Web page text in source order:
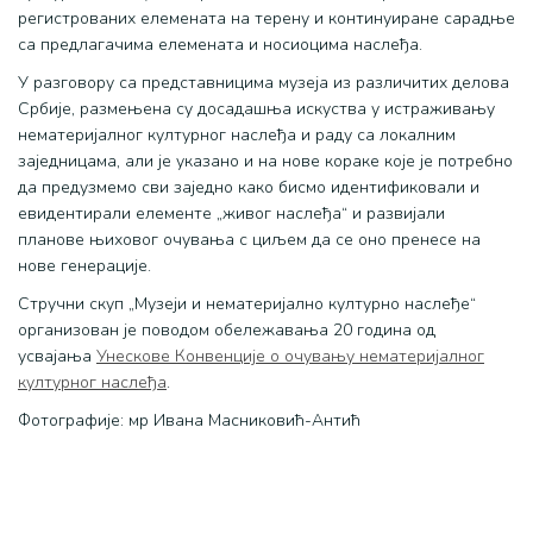
регистрованих елемената на терену и континуиране сарадње
са предлагачима елемената и носиоцима наслеђа.
У разговору са представницима музеја из различитих делова
Србије, размењена су досадашња искуства у истраживању
нематеријалног културног наслеђа и раду са локалним
заједницама, али је указано и на нове кораке које је потребно
да предузмемо сви заједно како бисмо идентификовали и
евидентирали елементе „живог наслеђа“ и развијали
планове њиховог очувања с циљем да се оно пренесе на
нове генерације.
Стручни скуп „Музеји и нематеријално културно наслеђе“
организован је поводом обележавања 20 година од
усвајања Унескове Конвенције о очувању нематеријалног
културног наслеђа.
Фотографије: мр Ивана Масниковић-Антић